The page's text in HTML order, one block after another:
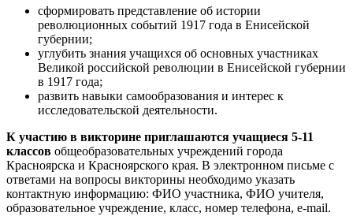
сформировать представление об истории
революционных событий 1917 года в Енисейской
губернии;
углубить знания учащихся об основных участниках
Великой российской революции в Енисейской губернии
в 1917 года;
развить навыки самообразования и интерес к
исследовательской деятельности.
К участию в викторине приглашаются учащиеся 5-11
классов общеобразовательных учреждений города
Красноярска и Красноярского края. В электронном письме с
ответами на вопросы викторины необходимо указать
контактную информацию: ФИО участника, ФИО учителя,
образовательное учреждение, класс, номер телефона, e-mail.